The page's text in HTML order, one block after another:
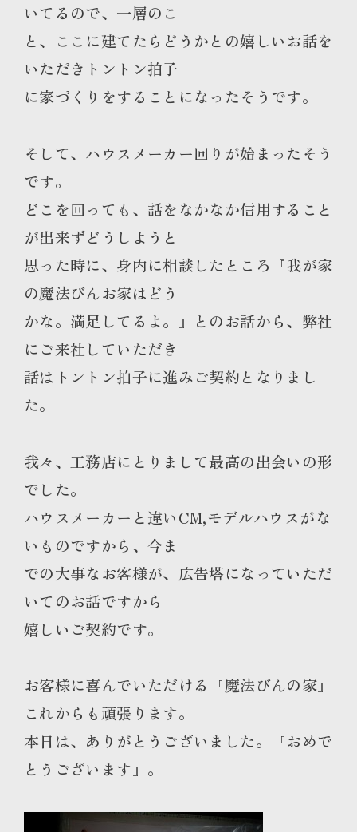
いてるので、一層のこ
と、ここに建てたらどうかとの嬉しいお話を
いただきトントン拍子
に家づくりをすることになったそうです。
そして、ハウスメーカー回りが始まったそう
です。
どこを回っても、話をなかなか信用すること
が出来ずどうしようと
思った時に、身内に相談したところ『我が家
の魔法びんお家はどう
かな。満足してるよ。』とのお話から、弊社
にご来社していただき
話はトントン拍子に進みご契約となりまし
た。
我々、工務店にとりまして最高の出会いの形
でした。
ハウスメーカーと違いCM,モデルハウスがな
いものですから、今ま
での大事なお客様が、広告塔になっていただ
いてのお話ですから
嬉しいご契約です。
お客様に喜んでいただける『魔法びんの家』
これからも頑張ります。
本日は、ありがとうございました。『おめで
とうございます』。